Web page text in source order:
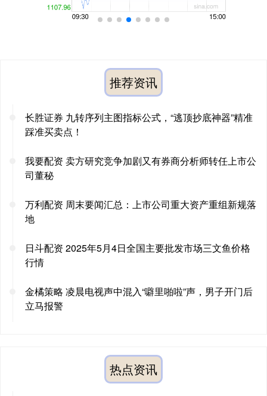
推荐资讯
长胜证券 九转序列主图指标公式，“逃顶抄底神器”精准
踩准买卖点！
我要配资 卖方研究竞争加剧又有券商分析师转任上市公
司董秘
万利配资 周末要闻汇总：上市公司重大资产重组新规落
地
日斗配资 2025年5月4日全国主要批发市场三文鱼价格
行情
金橘策略 凌晨电视声中混入“噼里啪啦”声，男子开门后
立马报警
热点资讯